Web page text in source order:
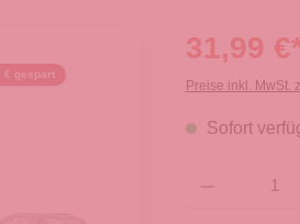
€ gespart
31,99
Preise inkl. MwSt.
Sofort